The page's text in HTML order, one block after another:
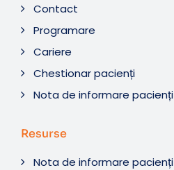
Contact
Programare
Cariere
Chestionar pacienți
Nota de informare pacienți
Resurse
Nota de informare pacienți